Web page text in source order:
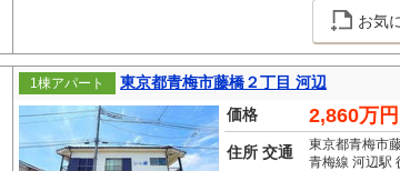
お気
1棟アパート
東京都青梅市藤橋２丁目 河辺
価格
2,860万円
住所 交通
東京都青梅市
青梅線 河辺駅